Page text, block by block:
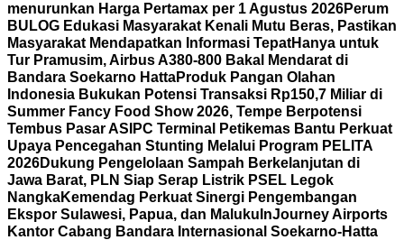
menurunkan Harga Pertamax per 1 Agustus 2026Perum
BULOG Edukasi Masyarakat Kenali Mutu Beras, Pastikan
Masyarakat Mendapatkan Informasi TepatHanya untuk
Tur Pramusim, Airbus A380-800 Bakal Mendarat di
Bandara Soekarno HattaProduk Pangan Olahan
Indonesia Bukukan Potensi Transaksi Rp150,7 Miliar di
Summer Fancy Food Show 2026, Tempe Berpotensi
Tembus Pasar AS IPC Terminal Petikemas Bantu Perkuat
Upaya Pencegahan Stunting Melalui Program PELITA
2026Dukung Pengelolaan Sampah Berkelanjutan di
Jawa Barat, PLN Siap Serap Listrik PSEL Legok
NangkaKemendag Perkuat Sinergi Pengembangan
Ekspor Sulawesi, Papua, dan Maluku InJourney Airports
Kantor Cabang Bandara Internasional Soekarno-Hatta